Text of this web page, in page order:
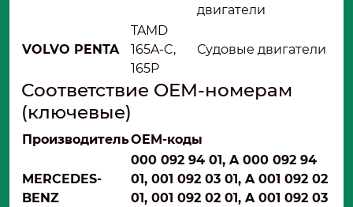
двигатели
VOLVO PENTA
TAMD
165A-C,
165P
Судовые двигатели
Соответствие OEM-номерам
(ключевые)
ПроизводительOEM-коды
MERCEDES-
BENZ
000 092 94 01, A 000 092 94
01, 001 092 03 01, A 001 092 02
01, 001 092 02 01, A 001 092 03